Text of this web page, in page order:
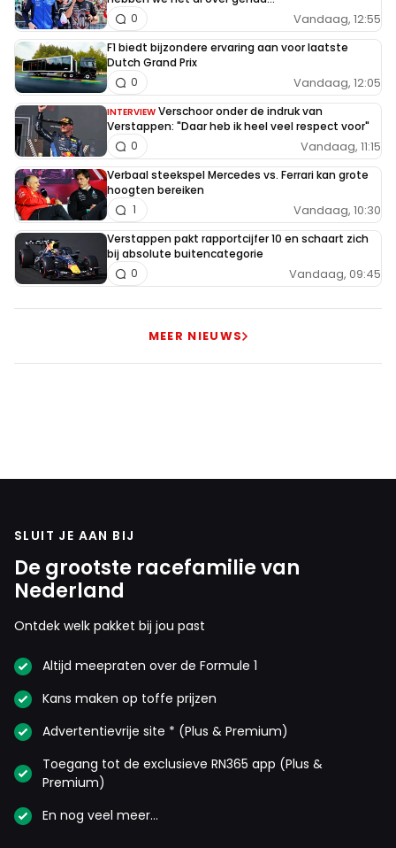
Vandaag, 12:55
0
F1 biedt bijzondere ervaring aan voor laatste
Dutch Grand Prix
Vandaag, 12:05
0
INTERVIEW Verschoor onder de indruk van
Verstappen: "Daar heb ik heel veel respect voor"
Vandaag, 11:15
0
Verbaal steekspel Mercedes vs. Ferrari kan grote
hoogten bereiken
Vandaag, 10:30
1
Verstappen pakt rapportcijfer 10 en schaart zich
bij absolute buitencategorie
Vandaag, 09:45
0
MEER NIEUWS
SLUIT JE AAN BIJ
De grootste racefamilie van
Nederland
Ontdek welk pakket bij jou past
Altijd meepraten over de Formule 1
Kans maken op toffe prijzen
Advertentievrije site * (Plus & Premium)
Toegang tot de exclusieve RN365 app (Plus &
Premium)
En nog veel meer…